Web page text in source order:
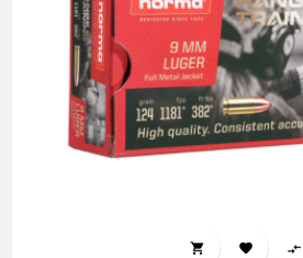
  